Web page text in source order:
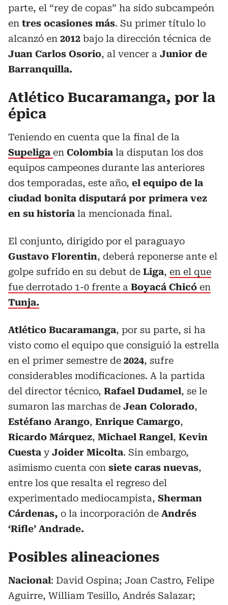
parte, el “rey de copas” ha sido subcampeón
en tres ocasiones más. Su primer título lo
alcanzó en 2012 bajo la dirección técnica de
Juan Carlos Osorio, al vencer a Junior de
Barranquilla.
Atlético Bucaramanga, por la
épica
Teniendo en cuenta que la final de la
Supeliga en Colombia la disputan los dos
equipos campeones durante las anteriores
dos temporadas, este año, el equipo de la
ciudad bonita disputará por primera vez
en su historia la mencionada final.
El conjunto, dirigido por el paraguayo
Gustavo Florentin, deberá reponerse ante el
golpe sufrido en su debut de Liga, en el que
fue derrotado 1-0 frente a Boyacá Chicó en
Tunja.
Atlético Bucaramanga, por su parte, si ha
visto como el equipo que consiguió la estrella
en el primer semestre de 2024, sufre
considerables modificaciones. A la partida
del director técnico, Rafael Dudamel, se le
sumaron las marchas de Jean Colorado,
Estéfano Arango, Enrique Camargo,
Ricardo Márquez, Michael Rangel, Kevin
Cuesta yJoider Micolta. Sin embargo,
asimismo cuenta con siete caras nuevas,
entre los que resalta el regreso del
experimentado mediocampista, Sherman
Cárdenas, o la incorporación de Andrés
‘Rifle’ Andrade.
Posibles alineaciones
Nacional: David Ospina; Joan Castro, Felipe
Aguirre, William Tesillo, Andrés Salazar;